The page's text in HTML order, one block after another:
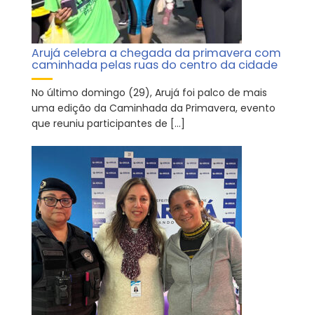
Arujá celebra a chegada da primavera com
caminhada pelas ruas do centro da cidade
No último domingo (29), Arujá foi palco de mais
uma edição da Caminhada da Primavera, evento
que reuniu participantes de […]